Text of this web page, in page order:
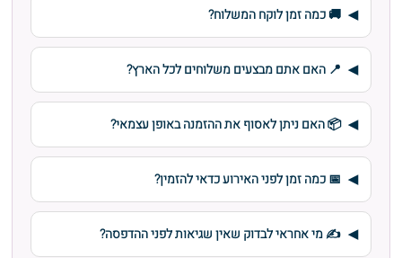
🚚 כמה זמן לוקח המשלוח?
📍 האם אתם מבצעים משלוחים לכל הארץ?
📦 האם ניתן לאסוף את ההזמנה באופן עצמאי?
📅 כמה זמן לפני האירוע כדאי להזמין?
✍️ מי אחראי לבדוק שאין שגיאות לפני ההדפסה?